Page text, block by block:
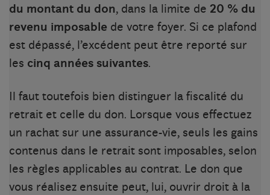
du montant du don, dans la limite de 20 % du
revenu imposable de votre foyer. Si ce plafond
est dépassé, l’excédent peut être reporté sur
les cinq années suivantes.
Il faut toutefois bien distinguer la fiscalité du
retrait et celle du don. Lorsque vous effectuez
un rachat sur une assurance-vie, seuls les gains
contenus dans le retrait sont imposables, selon
les règles applicables au contrat. Le don que
vous réalisez ensuite peut, lui, ouvrir droit à la